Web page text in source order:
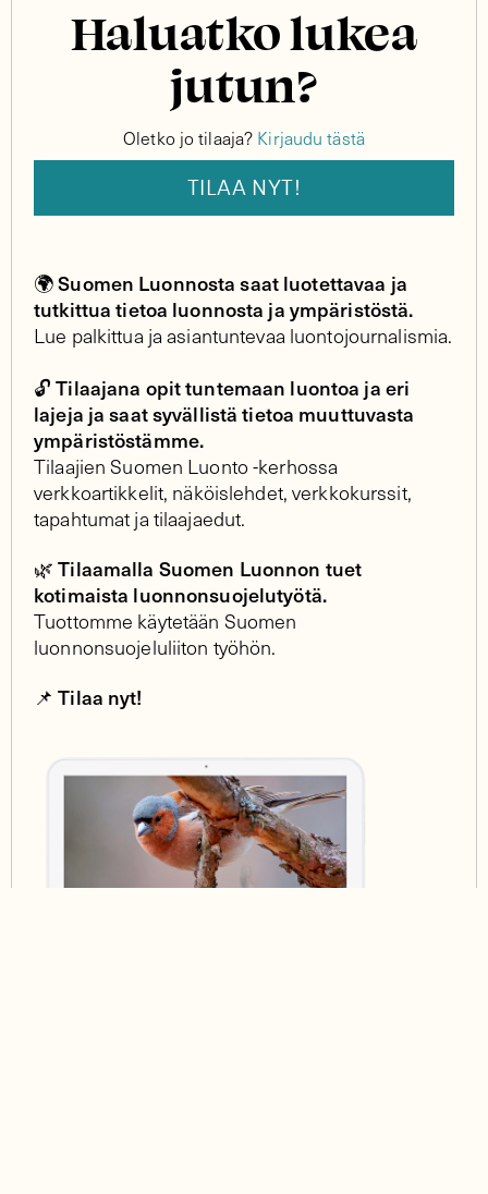
Haluatko lukea
jutun?
Oletko jo tilaaja? Kirjaudu tästä
TILAA NYT!
🌍Suomen Luonnosta saat luotettavaa ja
tutkittua tietoa luonnosta ja ympäristöstä.
Lue palkittua ja asiantuntevaa luontojournalismia.
🔓Tilaajana opit tuntemaan luontoa ja eri
lajeja ja saat syvällistä tietoa muuttuvasta
ympäristöstämme.
Tilaajien Suomen Luonto -kerhossa
verkkoartikkelit, näköislehdet, verkkokurssit,
tapahtumat ja tilaajaedut.
🌿 Tilaamalla Suomen Luonnon tuet
kotimaista luonnonsuojelutyötä.
Tuottomme käytetään Suomen
luonnonsuojeluliiton työhön.
📌Tilaa nyt!